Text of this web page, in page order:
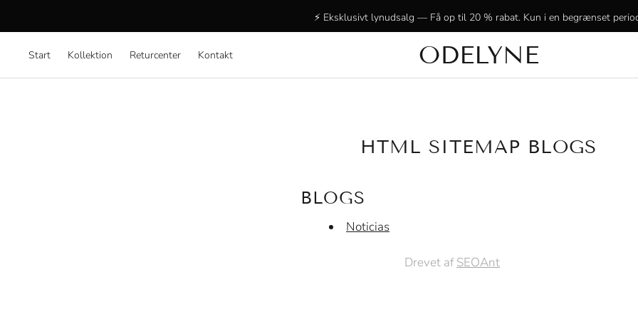
✨ +15.000 strålende kunder! Tak fordi I er med os!
⚡ Eksklusivt lynudsalg — Få op til 20 % rabat. Kun i en begrænset
Start Kollektion Returcenter Kontakt ODELYNE
HTML SITEMAP BLOGS
BLOGS
Noticias
Drevet afSEOAnt